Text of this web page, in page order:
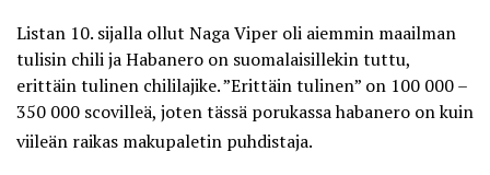
Listan 10. sijalla ollut Naga Viper oli aiemmin maailman
tulisin chili ja Habanero on suomalaisillekin tuttu,
erittäin tulinen chililajike. ”Erittäin tulinen” on 100 000 –
350 000 scovilleä, joten tässä porukassa habanero on kuin
viileän raikas makupaletin puhdistaja.